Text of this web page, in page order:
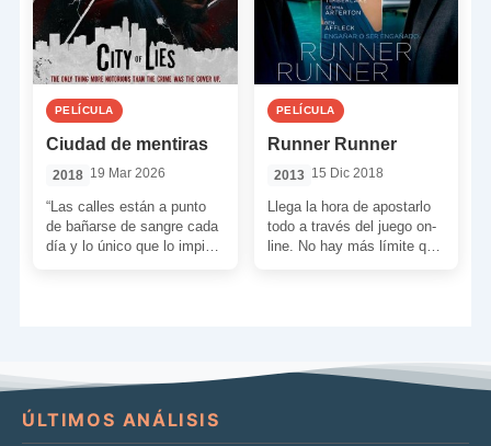
PELÍCULA
Ciudad de mentiras
2018 19 Mar 2026
“Las calles están a punto
de bañarse de sangre cada
día y lo único que lo impide
PELÍCULA
Runner Runner
2013 15 Dic 2018
Llega la hora de apostarlo
todo a través del juego on-
line. No hay más límite que
ÚLTIMOS ANÁLISIS